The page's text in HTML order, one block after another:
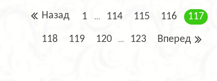
Назад 1 ... 114 115 116 117
118 119 120 ... 123 Вперед